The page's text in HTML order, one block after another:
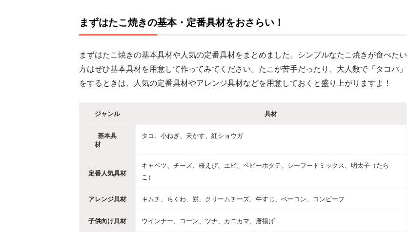
まずはたこ焼きの基本・定番具材をおさらい！
まずはたこ焼きの基本具材や人気の定番具材をまとめました。シンプルなたこ焼きが食べたい
方はぜひ基本具材を用意して作ってみてください。たこが苦手だったり、大人数で「タコパ」
をするときは、人気の定番具材やアレンジ具材などを用意しておくと盛り上がりますよ！
ジャンル 具材
基本具
材
タコ、小ねぎ、天かす、紅ショウガ
定番人気具材
キャベツ、チーズ、桜えび、エビ、ベビーホタテ、シーフードミックス、明太子（たら
こ）
アレンジ具材 キムチ、ちくわ、餅、クリームチーズ、牛すじ、ベーコン、コンビーフ
子供向け具材 ウインナー、コーン、ツナ、カニカマ、唐揚げ